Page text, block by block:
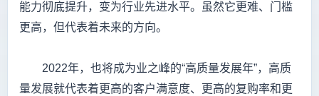
能力彻底提升，变为行业先进水平。虽然它更难、门槛
更高，但代表着未来的方向。
2022年，也将成为业之峰的“高质量发展年”，高质
量发展就代表着更高的客户满意度、更高的复购率和更